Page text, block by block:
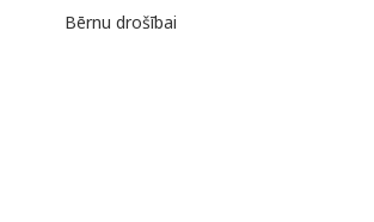
Bērnu drošībai